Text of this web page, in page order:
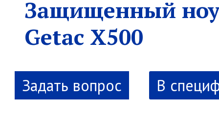
Защищенный
Getac X500
В